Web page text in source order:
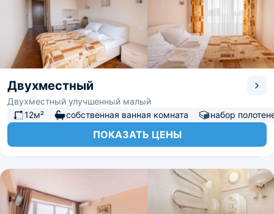
Двухместный
Двухместный улучшенный малый
12м²
собственная ванная комната набор
ПОКАЗАТЬ ЦЕНЫ